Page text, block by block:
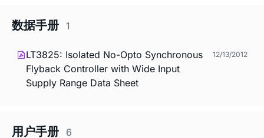
数据手册 1
LT3825: Isolated No-Opto Synchronous
Flyback Controller with Wide Input
Supply Range Data Sheet
12/13/2012
用户手册 6